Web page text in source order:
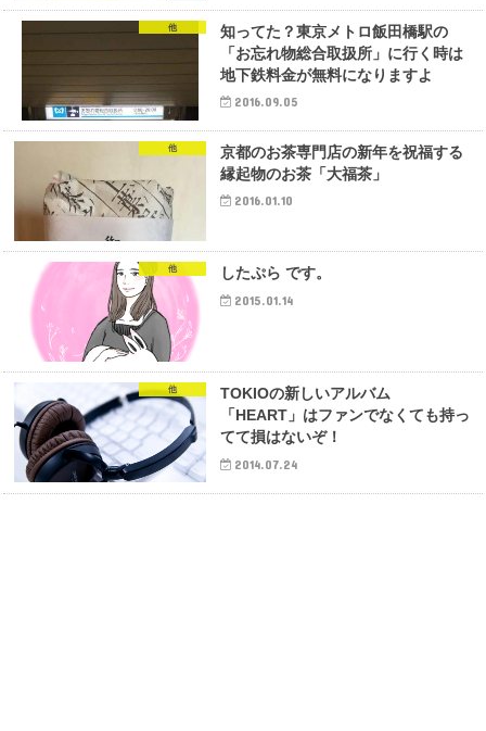
他
知ってた？東京メトロ飯田橋駅の
「お忘れ物総合取扱所」に行く時は
地下鉄料金が無料になりますよ
2016.09.05
他
京都のお茶専門店の新年を祝福する
縁起物のお茶「大福茶」
2016.01.10
他 したぷら です。
2015.01.14
他
TOKIOの新しいアルバム
「HEART」はファンでなくても持っ
てて損はないぞ！
2014.07.24